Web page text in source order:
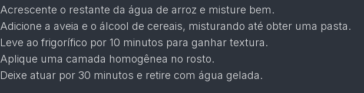
Acrescente o restante da água de arroz e misture bem.
Adicione a aveia e o álcool de cereais, misturando até obter uma pasta.
Leve ao frigorífico por 10 minutos para ganhar textura.
Aplique uma camada homogênea no rosto.
Deixe atuar por 30 minutos e retire com água gelada.